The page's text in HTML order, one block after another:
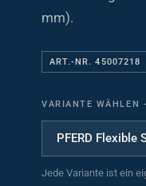
mm).
ART.-NR. 45007218